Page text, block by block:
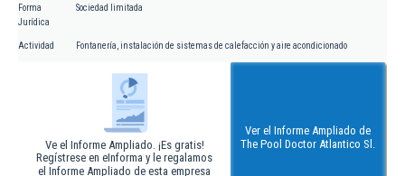
Forma
Jurídica
Sociedad limitada
Actividad Fontanería, instalación de sistemas de calefacción y aire acondicionado
Ve el Informe Ampliado. ¡Es gratis!
Regístrese en eInforma y le regalamos
el Informe Ampliado de esta empresa
Ver el Informe Ampliado de
The Pool Doctor Atlantico Sl.